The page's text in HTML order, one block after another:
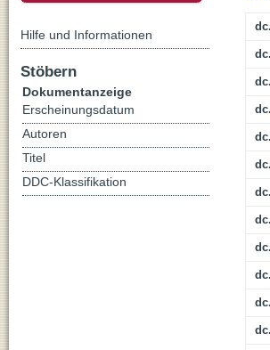
Hilfe und Informationen
Stöbern
Dokumentanzeige
Erscheinungsdatum
Autoren
Titel
DDC-Klassifikation